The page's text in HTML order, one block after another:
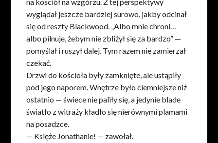
wyglądał jeszcze bardziej surowo, jakby odcinał
się od reszty Blackwood. „Albo mnie chroni…
albo pilnuje, żebym nie zbliżył się za bardzo” —
pomyślał i ruszył dalej. Tym razem nie zamierzał
czekać.
Drzwi do kościoła były zamknięte, ale ustąpiły
pod jego naporem. Wnętrze było ciemniejsze niż
ostatnio — świece nie paliły się, a jedynie blade
światło z witraży kładło się nierównymi plamami
na posadzce.
— Księże Jonathanie! — zawołał.